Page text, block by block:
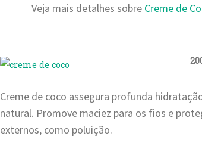
Veja mais detalhes sobre Creme de
Creme de coco assegura profunda
natural. Promove maciez para os fios e
externos, como poluição.